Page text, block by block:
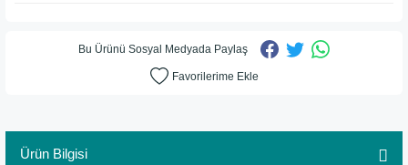
Bu Ürünü Sosyal Medyada Paylaş
Ürün Bilgisi